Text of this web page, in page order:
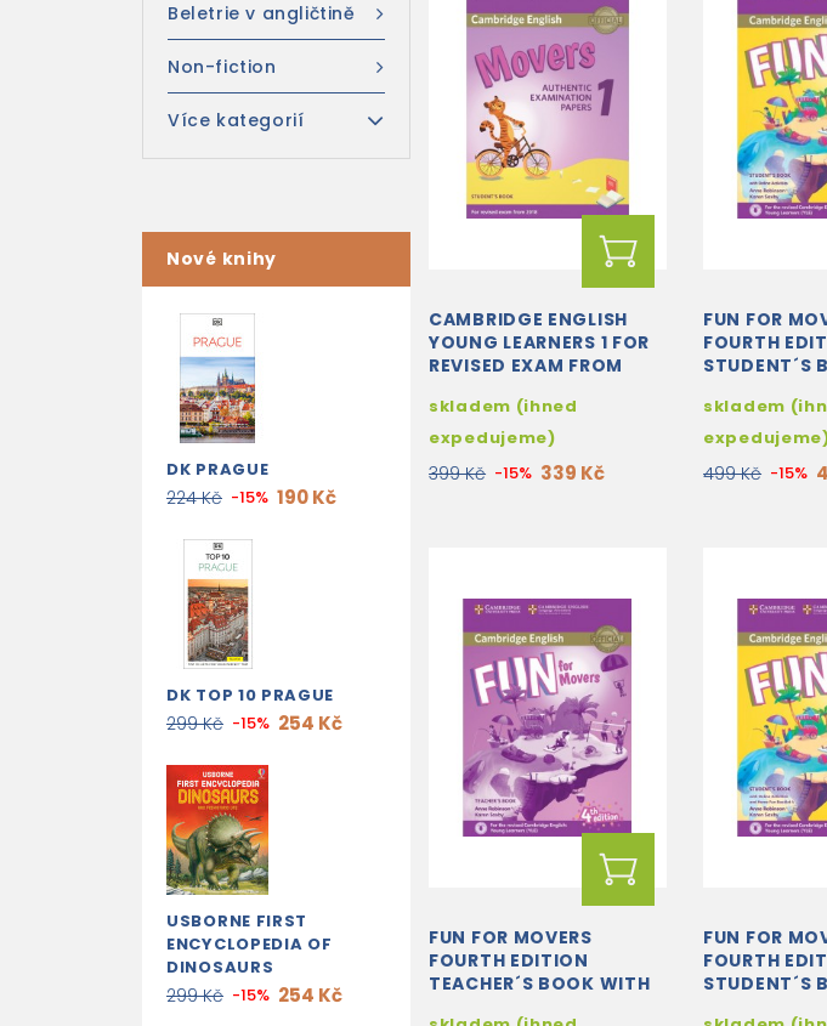
Beletrie v angličtině
Non-fiction
Více kategorií
Nové knihy
DK PRAGUE
224 Kč -15% 190 Kč
DK TOP 10 PRAGUE
299 Kč -15% 254 Kč
USBORNE FIRST
ENCYCLOPEDIA OF
DINOSAURS
299 Kč -15% 254 Kč
CAMBRIDGE ENGLISH
YOUNG LEARNERS 1 FOR
REVISED EXAM FROM
STUDENT'S BOOK
skladem (ihned
expedujeme)
399 Kč -15% 339 Kč
FUN FOR
FOURTH
STUDENT´S
ACTIVITIES
skladem
499 Kč -15%
FUN FOR MOVERS
FOURTH EDITION
TEACHER´S BOOK WITH
FUN FOR
FOURTH
STUDENT´S